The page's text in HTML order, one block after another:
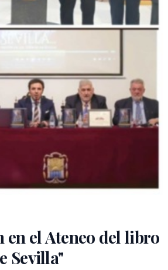
en el Ateneo del libro
Sevilla"